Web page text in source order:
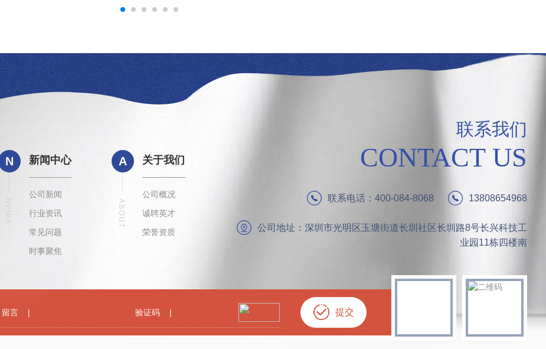
N
NEWS
新闻中心
公司新闻
行业资讯
常见问题
时事聚焦
A
ABOUT
关于我们
公司概况
诚聘英才
荣誉资质
联系我们
CONTACT US
联系电话：400-084-8068 13808654968
公司地址：深圳市光明区玉塘街道长圳社区长圳路8号长兴科技工
业园11栋四楼南
提交